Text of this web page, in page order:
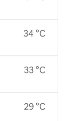
34 °C
33 °C
29 °C